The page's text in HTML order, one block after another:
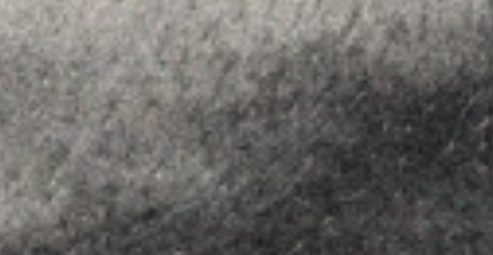
About Us
Team
Advice
Insights
Contact
FOLLOW US